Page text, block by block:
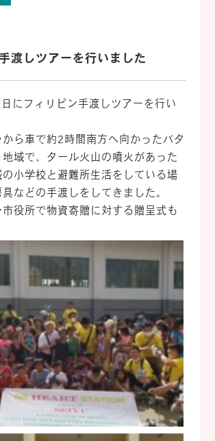
渡しツアーを行いました
にフィリピン手渡しツアーを行い
ら車で約2時間南方へ向かったバタ
地域で、タール火山の噴火があった
の小学校と避難所生活をしている場
などの手渡しをしてきました。
市役所で物資寄贈に対する贈呈式も